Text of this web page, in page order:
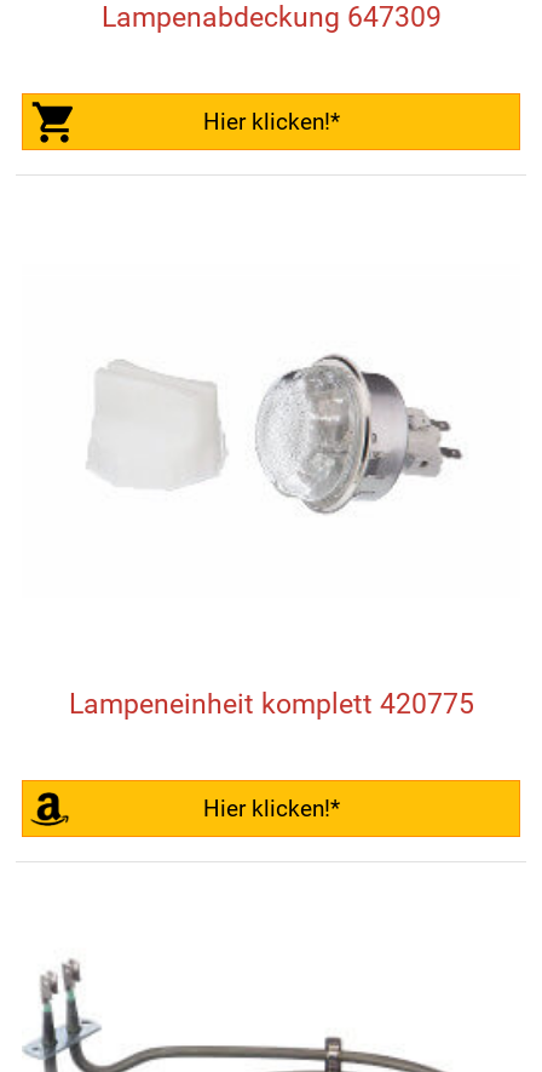
Lampenabdeckung 647309
Hier klicken!*
Lampeneinheit komplett 420775
Hier klicken!*